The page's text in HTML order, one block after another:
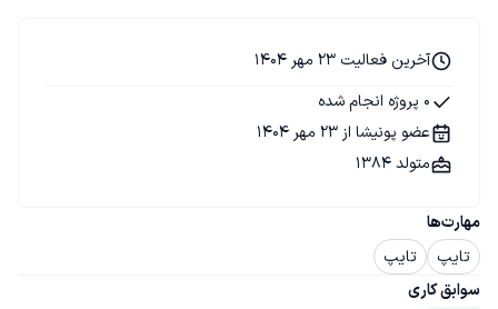
مهارت‌ها
تایپ
تایپ
سوابق کاری
آخرین فعالیت 23 مهر 1404
0 پروژه انجام شده
عضو پونیشا از 23 مهر 1404
متولد 1384